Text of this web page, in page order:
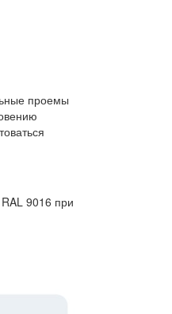
проемы
9016 при